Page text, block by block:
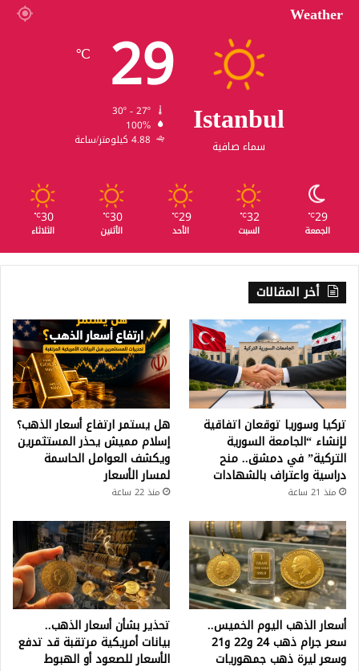
Weather
Istanbul
سماء صافية
29
℃
100%
4.88 كيلومتر/ساعة
29
℃
الجمعة
32
℃
السبت
29
℃
الأحد
30
℃
الأثنين
30
℃
الثلاثاء
أخر المقالات
تركيا وسوريا توقعان اتفاقية
لإنشاء “الجامعة السورية
التركية” في دمشق.. منح
دراسية واعتراف بالشهادات
منذ 21 ساعة
هل يستمر ارتفاع أسعار الذهب؟
إسلام مميش يحذر المستثمرين
ويكشف العوامل الحاسمة
لمسار الأسعار
منذ 22 ساعة
أسعار الذهب اليوم الخميس..
سعر جرام ذهب 24 و22 و21
وسعر ليرة ذهب جمهوريات
تحذير بشأن أسعار الذهب..
بيانات أمريكية مرتقبة قد تدفع
الأسعار للصعود أو الهبوط